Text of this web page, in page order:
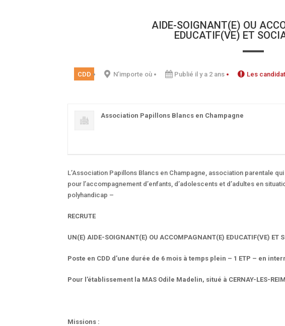
AIDE-SOIGNANT(E) OU
EDUCATIF(VE) ET
CDD N’importe où Publié il y a 2 ans Les
Association Papillons Blancs en Champagne
L’Association Papillons Blancs en Champagne, association parentale
pour l’accompagnement d’enfants, d’adolescents et d’adultes en
polyhandicap –
RECRUTE
UN(E) AIDE-SOIGNANT(E) OU ACCOMPAGNANT(E) EDUCATIF(VE) ET
Poste en CDD d’une durée de 6 mois à temps plein – 1 ETP – en
Pour l’établissement la MAS Odile Madelin, situé à CERNAY-LES-
Missions :